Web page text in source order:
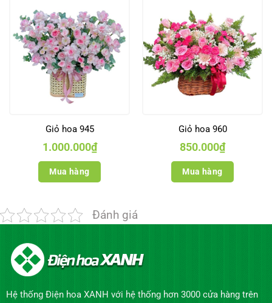
Giỏ hoa 945
1.000.000₫
Mua hàng
Giỏ hoa 960
850.000₫
Mua hàng
Đánh giá
Hệ thống Điện hoa XANH với hệ thống hơn 3000 cửa hàng trên